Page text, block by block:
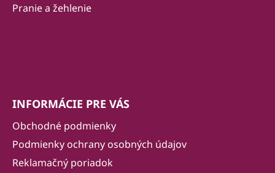
Pranie a žehlenie
INFORMÁCIE PRE VÁS
Obchodné podmienky
Podmienky ochrany osobných údajov
Reklamačný poriadok